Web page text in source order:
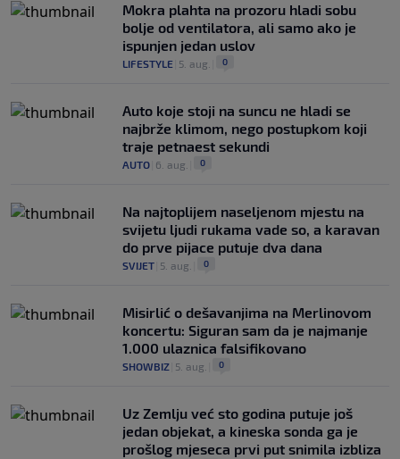
Mokra plahta na prozoru hladi sobu
bolje od ventilatora, ali samo ako je
ispunjen jedan uslov
LIFESTYLE 5. aug. 0
Auto koje stoji na suncu ne hladi se
najbrže klimom, nego postupkom koji
traje petnaest sekundi
AUTO 6. aug. 0
Na najtoplijem naseljenom mjestu na
svijetu ljudi rukama vade so, a karavan
do prve pijace putuje dva dana
SVIJET 5. aug. 0
Misirlić o dešavanjima na Merlinovom
koncertu: Siguran sam da je najmanje
1.000 ulaznica falsifikovano
SHOWBIZ 5. aug. 0
Uz Zemlju već sto godina putuje još
jedan objekat, a kineska sonda ga je
prošlog mjeseca prvi put snimila izbliza